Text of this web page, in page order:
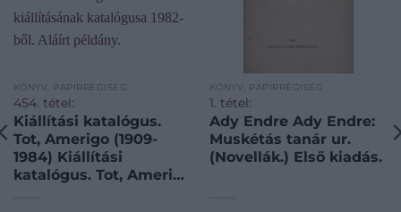
KÖNYV, PAPÍRRÉGISÉG
454. tétel:
Kiállítási katalógus.
Tot, Amerigo (1909-
1984) Kiállítási
katalógus. Tot, Amerigo
KÖNYV, PAPÍRRÉGISÉG
1. tétel:
Ady Endre Ady Endre:
Muskétás tanár ur.
(Novellák.) Első kiadás.